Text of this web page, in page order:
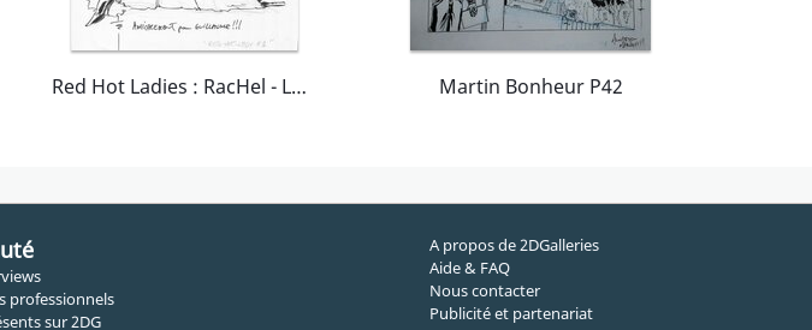
Red Hot Ladies : RacHel - Louis Martin Bonheur P42
professionnels
sur 2DG
A propos de 2DGalleries
Aide & FAQ
Nous contacter
Publicité et partenariat